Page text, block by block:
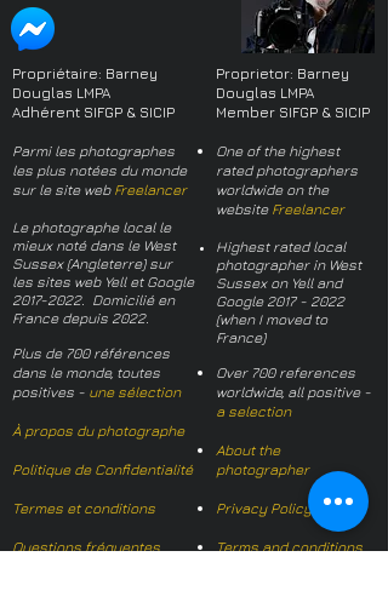
Propriétaire: Barney
Douglas LMPA
Adhérent SIFGP & SICIP
Parmi les photographes
les plus notées du monde
sur le site web Freelancer
Le photographe local le
mieux noté dans le West
Sussex (Angleterre) sur
les sites web Yell et Google
2017-2022. Domicilié en
France depuis 2022.
Plus de 700 références
dans le monde, toutes
positives - une sélection
À propos du photographe
Politique de Confidentialité
Termes et conditions
Questions fréquentes
Proprietor: Barney
Douglas LMPA
Member SIFGP & SICIP
One of the highest
rated photographers
worldwide on the
website Freelancer
Highest rated local
photographer in West
Sussex on Yell and
Google 2017 - 2022
(when I moved to
France)
Over 700 references
worldwide, all positive -
a selection
About the
photographer
Privacy Policy
Terms and conditions